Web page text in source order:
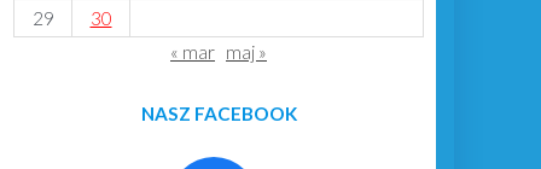
29
30
« mar maj »
NASZ FACEBOOK